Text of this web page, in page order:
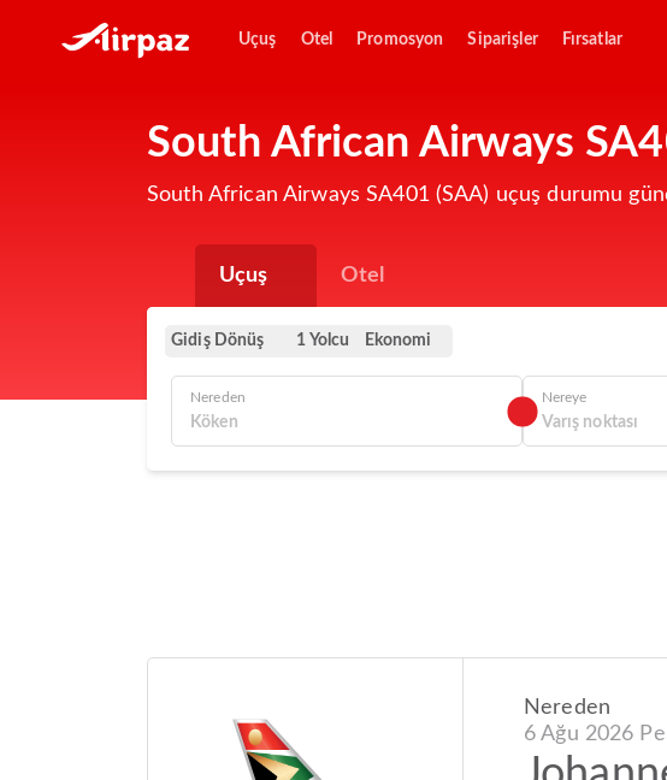
Uçuş Otel Promosyon Siparişler Fırsatlar
South African Airways
South African Airways SA401 (SAA) uçuş durumu
Uçuş Otel
Gidiş Dönüş 1 Yolcu Ekonomi
Nereden Nereye
Nereden
6 Ağu 2026